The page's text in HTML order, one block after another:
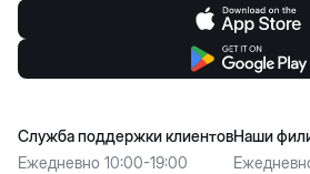
Служба поддержки клиентов
Ежедневно 10:00-19:00
Наши